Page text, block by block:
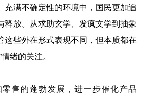
充满不确定性的环境中，国民更加追
释放。从求助玄学、发疯文学到抽象
这些外在形式表现不同，但本质都在
绪的关注。
售的蓬勃发展，进一步催化产品